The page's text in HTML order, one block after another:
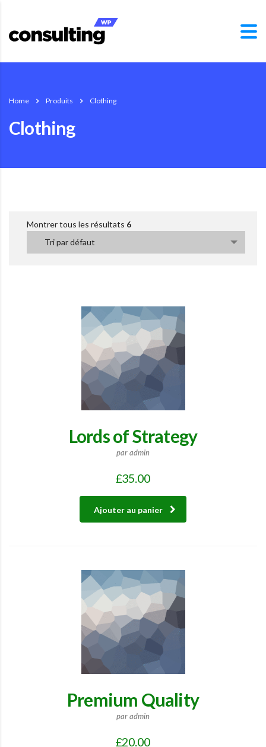
Home Produits Clothing
Clothing
Montrer tous les résultats 6
Tri par défaut
Lords of Strategy
par admin
£35.00
Ajouter au panier
Premium Quality
par admin
£20.00